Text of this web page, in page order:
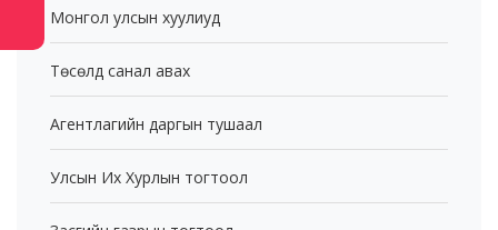
Монгол улсын хуулиуд
Төсөлд санал авах
Агентлагийн даргын тушаал
Улсын Их Хурлын тогтоол